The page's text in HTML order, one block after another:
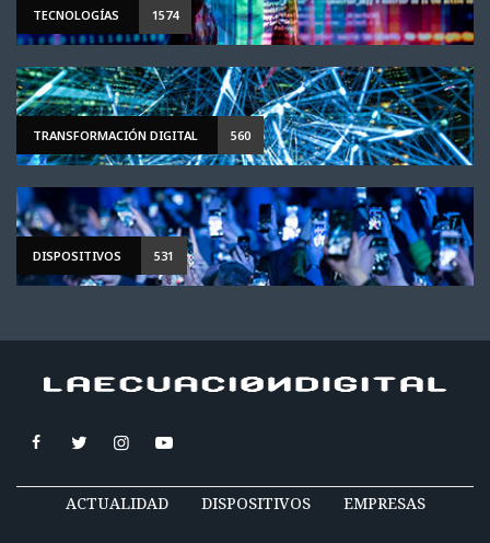
TECNOLOGÍAS 1574
TRANSFORMACIÓN DIGITAL 560
DISPOSITIVOS 531
ACTUALIDAD DISPOSITIVOS EMPRESAS